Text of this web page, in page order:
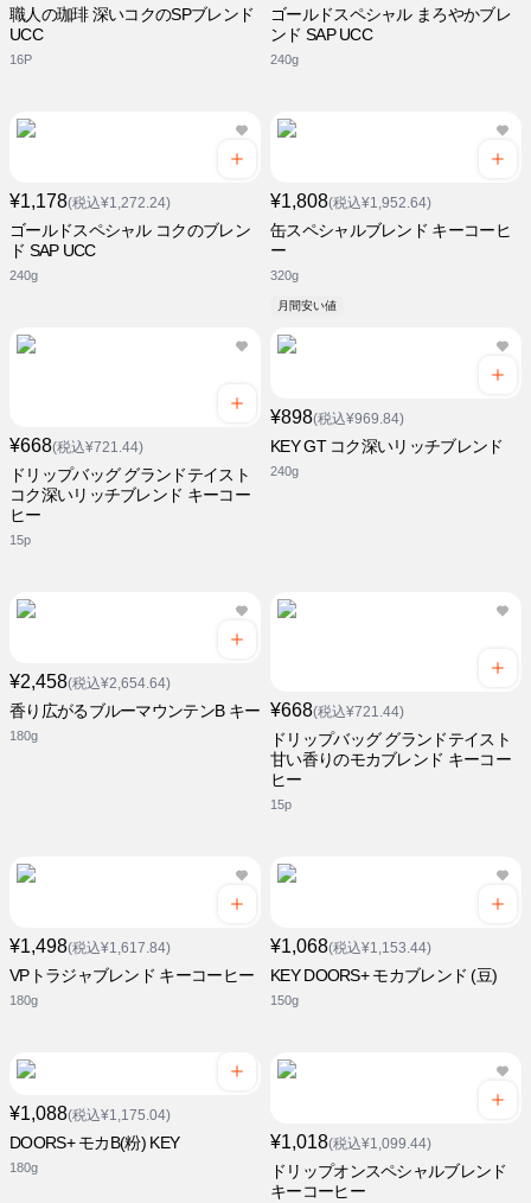
職人の珈琲 深いコクのSPブレンド
UCC
16P
ゴールドスペシャル まろやかブレ
ンド SAP UCC
240g
¥1,178(税込¥1,272.24)
ゴールドスペシャル コクのブレン
ド SAP UCC
240g
¥1,808(税込¥1,952.64)
缶スペシャルブレンド キーコーヒ
ー
320g
月間安い値
¥668(税込¥721.44)
ドリップバッグ グランドテイスト
コク深いリッチブレンド キーコー
ヒー
15p
¥898(税込¥969.84)
KEY GT コク深いリッチブレンド
240g
¥2,458(税込¥2,654.64)
香り広がるブルーマウンテンB キー
180g
¥668(税込¥721.44)
ドリップバッグ グランドテイスト
甘い香りのモカブレンド キーコー
ヒー
15p
¥1,498(税込¥1,617.84)
VPトラジャブレンド キーコーヒー
180g
¥1,068(税込¥1,153.44)
KEY DOORS+ モカブレンド (豆)
150g
¥1,088(税込¥1,175.04)
DOORS+ モカB(粉) KEY
180g
¥1,018(税込¥1,099.44)
ドリップオンスペシャルブレンド
キーコーヒー